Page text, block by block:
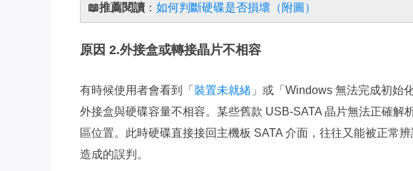
📖推薦閱讀 ： 如何判斷硬碟是否損壞（附圖）
原因 2.外接盒或轉接晶片不相容
有時候使用者會看到「 裝置未就緒 」或「Windows 無法完成初始
外接盒與硬碟容量不相容。某些舊款 USB‑SATA 晶片無法正確
區位置。此時硬碟直接接回主機板 SATA 介面，往往又能被正常
造成的誤判。